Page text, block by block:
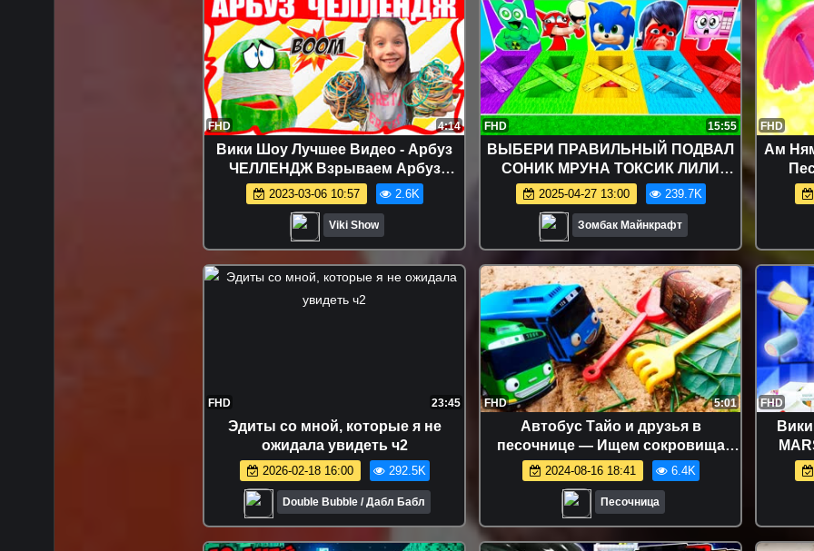
FHD 4:14
Вики Шоу Лучшее Видео - Арбуз
ЧЕЛЛЕНДЖ Взрываем Арбуз
Резинками Веселое видео для
детей EXPLODING WATERMELON
CHALLENGE
2023-03-06 10:57 2.6K
Viki Show
FHD 15:55
ВЫБЕРИ ПРАВИЛЬНЫЙ ПОДВАЛ
СОНИК МРУНА ТОКСИК ЛИЛИ
МИКРОВОЛНОВКА СПРУНКИ ЛЕДИ
БАГ в МАЙНКРАФТ
2025-04-27 13:00 239.7K
Зомбак Майнкрафт
FHD
Ам
FHD 23:45
Эдиты со мной, которые я не
ожидала увидеть ч2
2026-02-18 16:00 292.5K
Double Bubble / Дабл Бабл
FHD 5:01
Автобус Тайо и друзья в
песочнице — Ищем сокровища
в песке
2024-08-16 18:41 6.4K
Песочница
FHD